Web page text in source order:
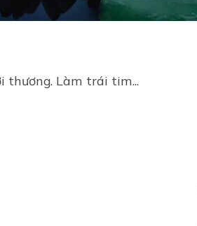
thương. Làm trái tim...